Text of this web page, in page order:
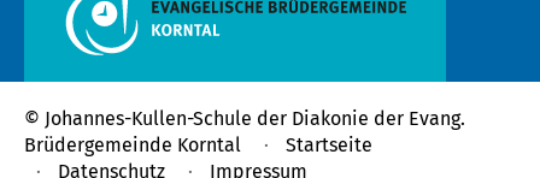
© Johannes-Kullen-Schule der Diakonie der Evang.
Brüdergemeinde Korntal
Startseite
Datenschutz
Impressum